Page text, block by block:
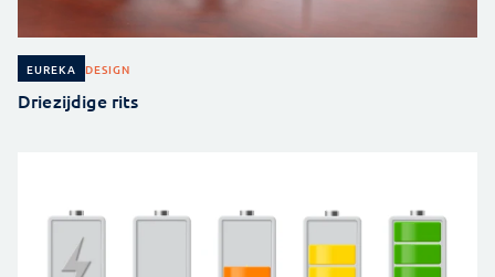
EUREKA DESIGN
Driezijdige rits